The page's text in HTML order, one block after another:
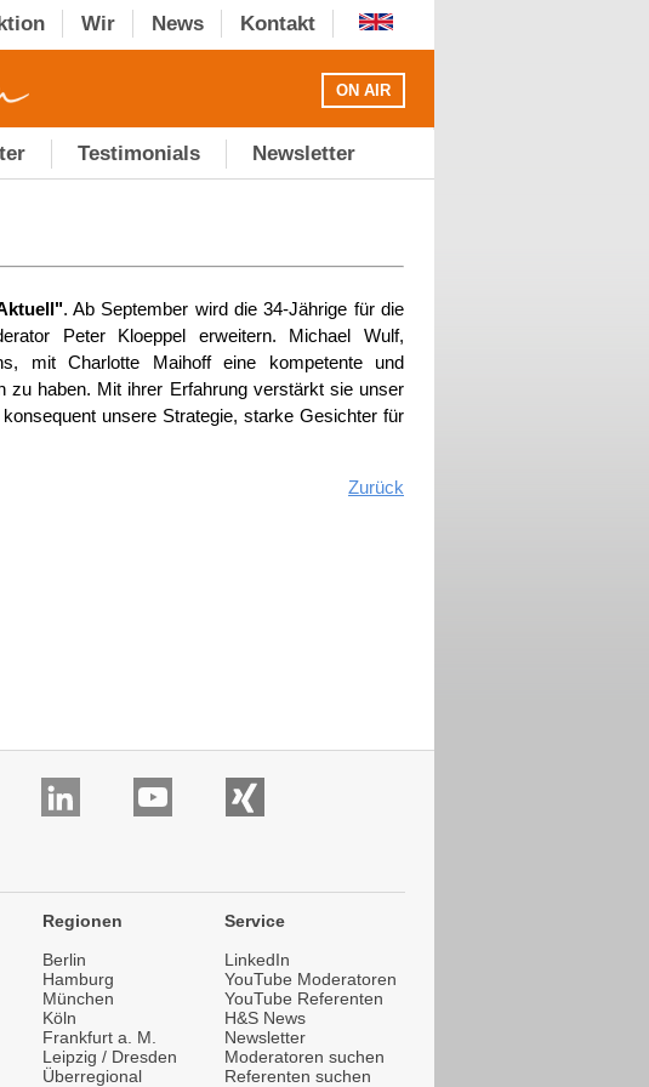
Wir News Kontakt
ON AIR
Testimonials Newsletter
. Ab September wird die 34-Jährige für die
Peter Kloeppel erweitern. Michael Wulf,
mit Charlotte Maihoff eine kompetente und
zu haben. Mit ihrer Erfahrung verstärkt sie unser
unsere Strategie, starke Gesichter für
Zurück
Regionen
Berlin
Hamburg
München
Köln
Frankfurt a. M.
Leipzig / Dresden
Überregional
Service
LinkedIn
YouTube Moderatoren
YouTube Referenten
H&S News
Newsletter
Moderatoren suchen
Referenten suchen